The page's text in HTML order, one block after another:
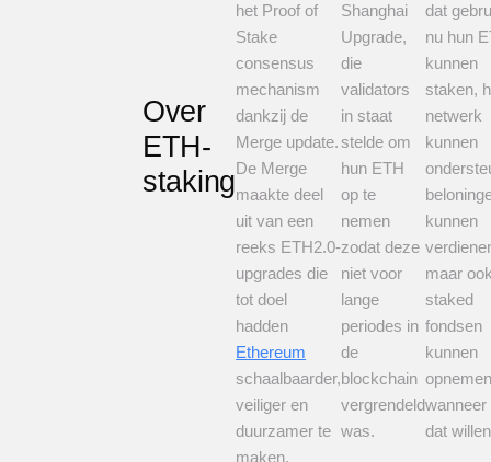
Over
ETH-
staking
het Proof of
Stake
consensus
mechanism
dankzij de
Merge update.
De Merge
maakte deel
uit van een
reeks ETH2.0-
upgrades die
tot doel
hadden
Ethereum
schaalbaarder,
veiliger en
duurzamer te
maken.
Shanghai
Upgrade,
die
validators
in staat
stelde om
hun ETH
op te
nemen
zodat deze
niet voor
lange
periodes in
de
blockchain
vergrendeld
was.
dat
nu hun
kunnen
staken,
netwerk
kunnen
kunnen
maar
staked
fondsen
kunnen
wanneer
dat